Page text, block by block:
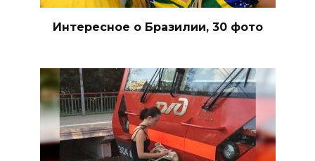
Интересное о Бразилии, 30 фото